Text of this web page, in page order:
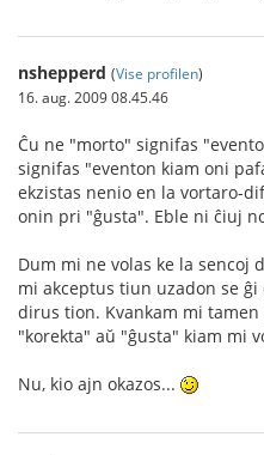
nshepperd (Vise profilen)
16. aug. 2009 08.45.46
Ĉu ne "morto" signifas
signifas "eventon kiam oni
ekzistas nenio en la vortaro-
onin pri "ĝusta". Eble ni ĉiuj
Dum mi ne volas ke la sencoj
mi akceptus tiun uzadon se
dirus tion. Kvankam mi
"korekta" aŭ "ĝusta" kiam mi
Nu, kio ajn okazos...